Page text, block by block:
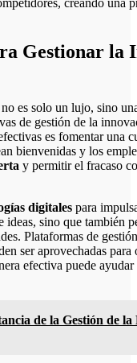
creando una
Gestionar la
es solo un lujo, sino
de gestión de la
es fomentar
bienvenidas y los
y permitir el fracaso
digitales para
sino que también
Plataformas de
ser aprovechadas
efectiva puede
de la Gestión de